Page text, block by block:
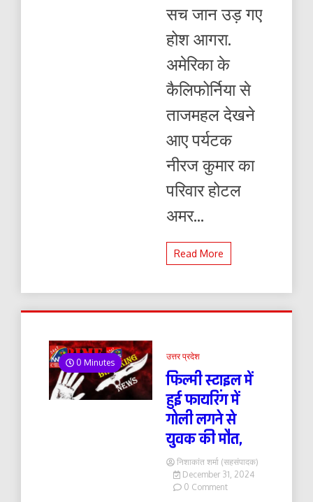
बहुत
सच जान उड़ गए
होश आगरा.
अमेरिका के
कैलिफोर्निया से
ताजमहल देखने
आए पर्यटक
नीरज कुमार का
परिवार होटल
अमर...
Read More
0 Minutes
उत्तर प्रदेश
फिल्मी स्टाइल में
हुई फायरिंग में
गोली लगने से
युवक की मौत,
निशाकांत शर्मा (सहसंपादक)
December 31, 2024
0 Commenton